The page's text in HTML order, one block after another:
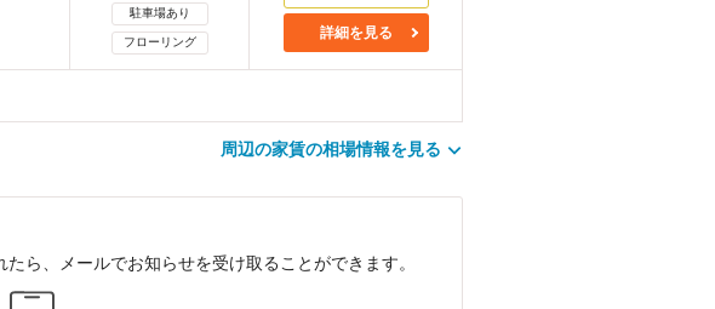
駐車場あり
フローリング
詳細を見る
周辺の家賃の相場情報を見る
ら、メールでお知らせを受け取ることができます。